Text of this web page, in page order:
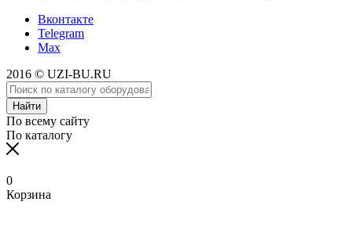
Вконтакте
Telegram
Max
2016 © UZI-BU.RU
Найти
По всему сайту
По каталогу
0
Корзина